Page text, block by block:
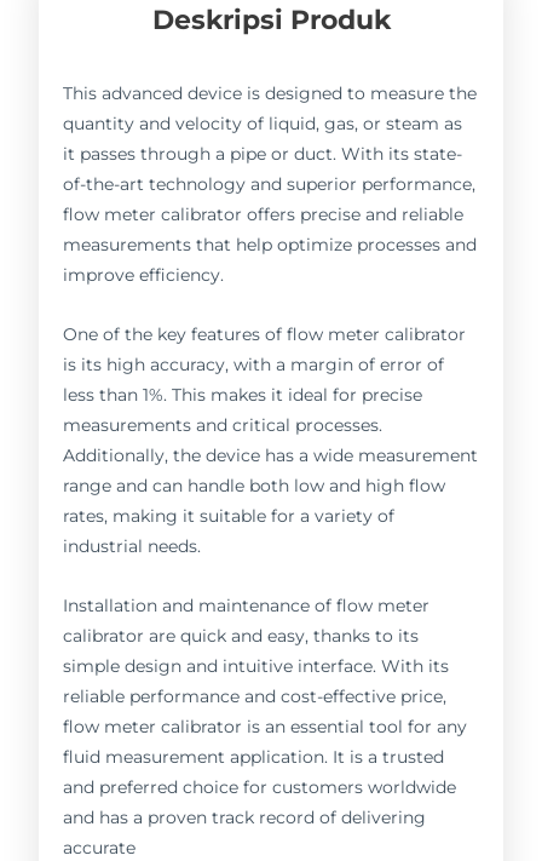
Deskripsi Produk
This advanced device is designed to measure the
quantity and velocity of liquid, gas, or steam as
it passes through a pipe or duct. With its state-
of-the-art technology and superior performance,
flow meter calibrator offers precise and reliable
measurements that help optimize processes and
improve efficiency.
One of the key features of flow meter calibrator
is its high accuracy, with a margin of error of
less than 1%. This makes it ideal for precise
measurements and critical processes.
Additionally, the device has a wide measurement
range and can handle both low and high flow
rates, making it suitable for a variety of
industrial needs.
Installation and maintenance of flow meter
calibrator are quick and easy, thanks to its
simple design and intuitive interface. With its
reliable performance and cost-effective price,
flow meter calibrator is an essential tool for any
fluid measurement application. It is a trusted
and preferred choice for customers worldwide
and has a proven track record of delivering
accurate